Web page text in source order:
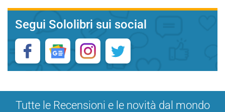
Segui Sololibri sui social
Tutte le Recensioni e le novità dal mondo